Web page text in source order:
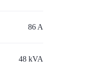
86 A
48 kVA